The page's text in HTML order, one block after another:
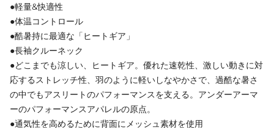
●軽量&快適性
●体温コントロール
●酷暑持に最適な「ヒートギア」
●長袖クルーネック
●どこまでも涼しい、ヒートギア。優れた速乾性、激しい動きに対
応するストレッチ性、羽のように軽いしなやかさで、過酷な暑さ
の中でもアスリートのパフォーマンスを支える。アンダーアーマ
ーのパフォーマンスアパレルの原点。
●通気性を高めるために背面にメッシュ素材を使用